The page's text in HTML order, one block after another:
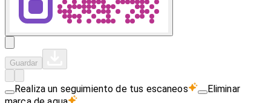
Guardar
Realiza un seguimiento de tus escaneos
Eliminar